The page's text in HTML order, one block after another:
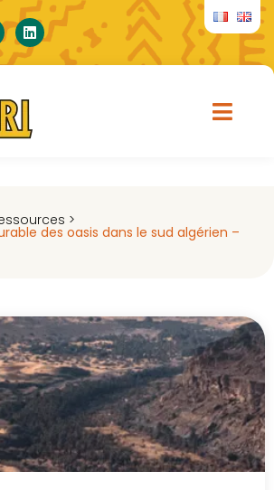
>
des oasis dans le sud algérien –